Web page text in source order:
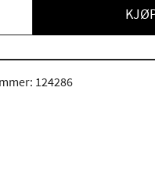
124286